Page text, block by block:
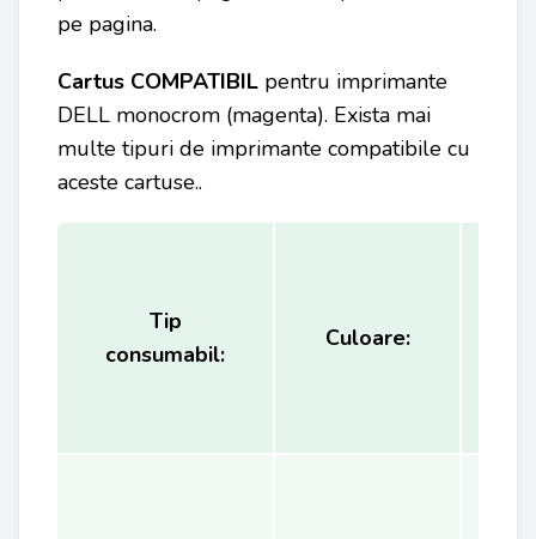
pe pagina.
Cartus COMPATIBIL pentru imprimante
DELL monocrom (magenta). Exista mai
multe tipuri de imprimante compatibile cu
aceste cartuse..
Tip
consumabil:
Culoare: